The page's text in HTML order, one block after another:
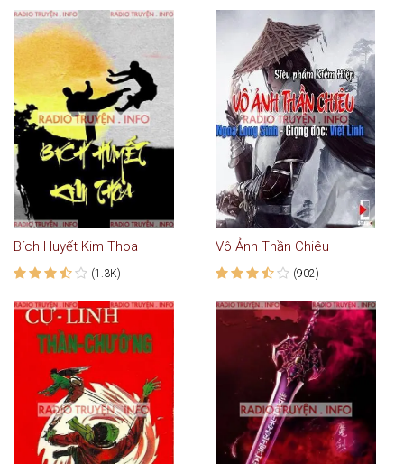
Bích Huyết Kim Thoa
(1.3K)
Vô Ảnh Thần Chiêu
(902)